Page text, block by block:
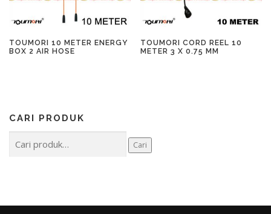
TOUMORI 10 METER ENERGY
BOX 2 AIR HOSE
TOUMORI CORD REEL 10
METER 3 X 0.75 MM
CARI PRODUK
untuk:
Cari